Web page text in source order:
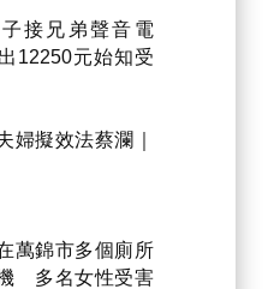
接兄弟聲音電
12250元始知受
婦擬效法蔡瀾｜
萬錦市多個廁所
多名女性受害